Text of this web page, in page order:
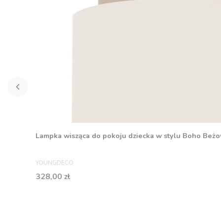
Lampka wisząca do pokoju dziecka w stylu Boho
PRODUCENT
YOUNGDECO
Cena
328,00 zł